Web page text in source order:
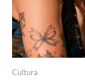
Cultura